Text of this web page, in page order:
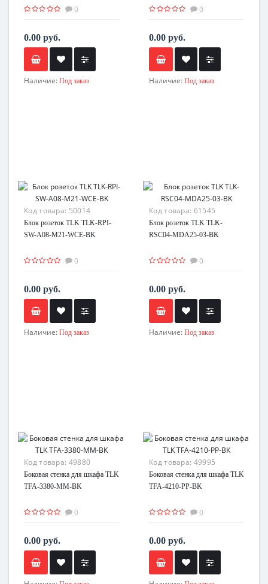
0
0.00 руб.
Наличие: Под заказ
0
0.00 руб.
Наличие: Под заказ
Код товара: 50014
Блок розеток TLK TLK-RPI-
SW-A08-M21-WCE-BK
0
0.00 руб.
Наличие: Под заказ
Код товара: 61545
Блок розеток TLK TLK-
RSC04-MDA25-03-BK
0
0.00 руб.
Наличие: Под заказ
Код товара: 49880
Боковая стенка для шкафа TLK
TFA-3380-MM-BK
0
0.00 руб.
Код товара: 49995
Боковая стенка для шкафа TLK
TFA-4210-PP-BK
0
0.00 руб.